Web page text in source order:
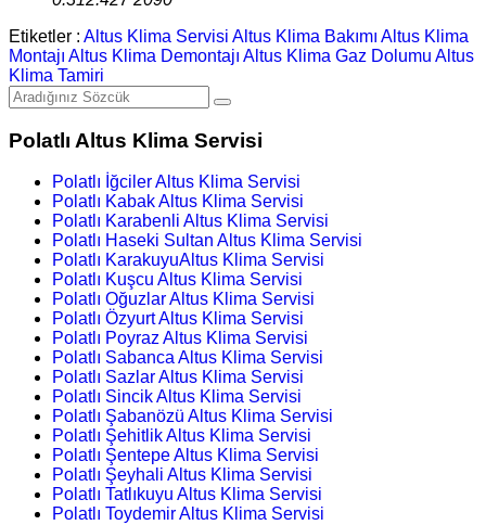
Etiketler : Altus Klima Servisi Altus Klima Bakımı Altus Klima
Montajı Altus Klima Demontajı Altus Klima Gaz Dolumu Altus
Klima Tamiri
Polatlı Altus Klima Servisi
Polatlı İğciler Altus Klima Servisi
Polatlı Kabak Altus Klima Servisi
Polatlı Karabenli Altus Klima Servisi
Polatlı Haseki Sultan Altus Klima Servisi
Polatlı KarakuyuAltus Klima Servisi
Polatlı Kuşcu Altus Klima Servisi
Polatlı Oğuzlar Altus Klima Servisi
Polatlı Özyurt Altus Klima Servisi
Polatlı Poyraz Altus Klima Servisi
Polatlı Sabanca Altus Klima Servisi
Polatlı Sazlar Altus Klima Servisi
Polatlı Sincik Altus Klima Servisi
Polatlı Şabanözü Altus Klima Servisi
Polatlı Şehitlik Altus Klima Servisi
Polatlı Şentepe Altus Klima Servisi
Polatlı Şeyhali Altus Klima Servisi
Polatlı Tatlıkuyu Altus Klima Servisi
Polatlı Toydemir Altus Klima Servisi